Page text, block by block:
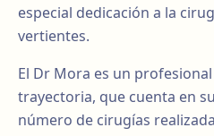
especial dedicación a la
vertientes.
El Dr Mora es un
trayectoria, que cuenta en
número de cirugías